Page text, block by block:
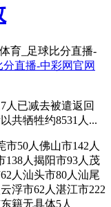
育_足球比分直播-
直播-中彩网官网
已减去被遣返回
共牺牲约8531人...
50人佛山市142人
138人揭阳市93人茂
人汕头市80人汕尾
浮市62人湛江市222
籍无具体5人